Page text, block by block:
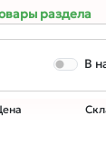
раздела
В